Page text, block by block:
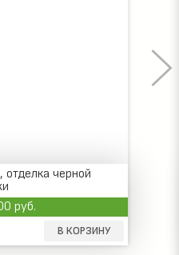
черной
руб.
В КОРЗИНУ